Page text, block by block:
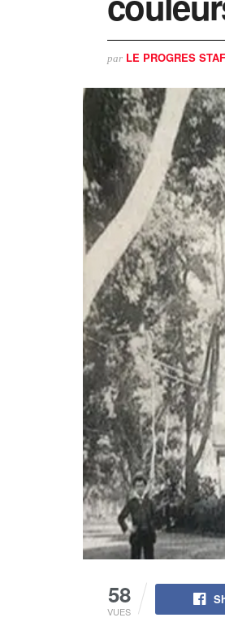
par LE PROGRES
58
VUES